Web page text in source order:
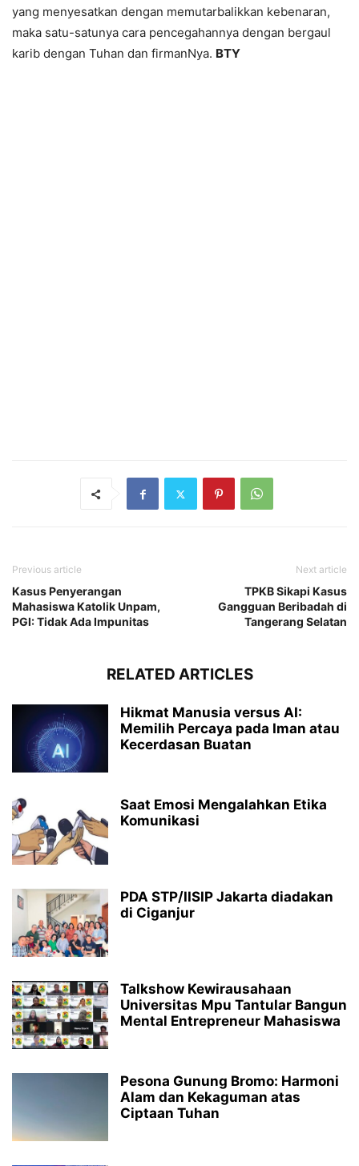
yang menyesatkan dengan memutarbalikkan kebenaran,
maka satu-satunya cara pencegahannya dengan bergaul
karib dengan Tuhan dan firmanNya. BTY
Previous article
Kasus Penyerangan
Mahasiswa Katolik Unpam,
PGI: Tidak Ada Impunitas
Next article
TPKB Sikapi Kasus
Gangguan Beribadah di
Tangerang Selatan
RELATED ARTICLES
Hikmat Manusia versus AI:
Memilih Percaya pada Iman atau
Kecerdasan Buatan
Saat Emosi Mengalahkan Etika
Komunikasi
PDA STP/IISIP Jakarta diadakan
di Ciganjur
Talkshow Kewirausahaan
Universitas Mpu Tantular Bangun
Mental Entrepreneur Mahasiswa
Pesona Gunung Bromo: Harmoni
Alam dan Kekaguman atas
Ciptaan Tuhan